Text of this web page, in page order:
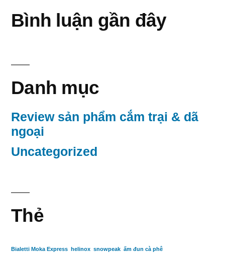
Bình luận gần đây
Danh mục
Review sản phẩm cắm trại & dã
ngoại
Uncategorized
Thẻ
Bialetti Moka Express helinox snowpeak ấm đun cà phê